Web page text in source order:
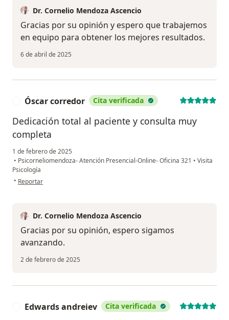
Dr. Cornelio Mendoza Ascencio
Gracias por su opinión y espero que trabajemos
en equipo para obtener los mejores resultados.
6 de abril de 2025
Óscar corredor Cita verificada
Dedicación total al paciente y consulta muy
completa
1 de febrero de 2025
• Psicorneliomendoza- Atención Presencial-Online- Oficina 321 • Visita
Psicología
• en opinión del usuario Óscar corredor
Reportar
Dr. Cornelio Mendoza Ascencio
Gracias por su opinión, espero sigamos
avanzando.
2 de febrero de 2025
Edwards andreiev Cita verificada